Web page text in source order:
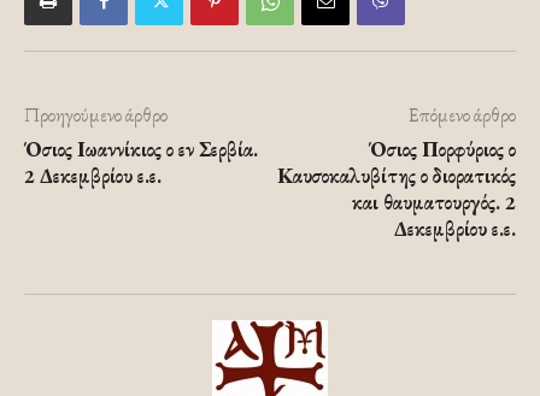
Προηγούμενο άρθρο
Όσιος Ιωαννίκιος ο εν Σερβία.
2 Δεκεμβρίου ε.ε.
Επόμενο άρθρο
Όσιος Πορφύριος ο
Καυσοκαλυβίτης ο διορατικός
και θαυματουργός. 2
Δεκεμβρίου ε.ε.